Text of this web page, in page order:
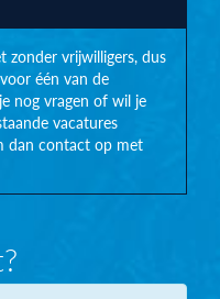
zonder vrijwilligers, dus
één van de
nog vragen of wil je
vacatures
dan contact op met